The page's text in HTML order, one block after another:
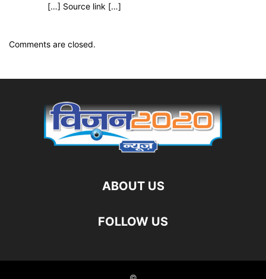
[…] Source link […]
Comments are closed.
ABOUT US
FOLLOW US